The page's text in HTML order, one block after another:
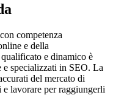
con competenza
e della
e dinamico è
e specializzati in SEO. La
del mercato di
lavorare per raggiungerli